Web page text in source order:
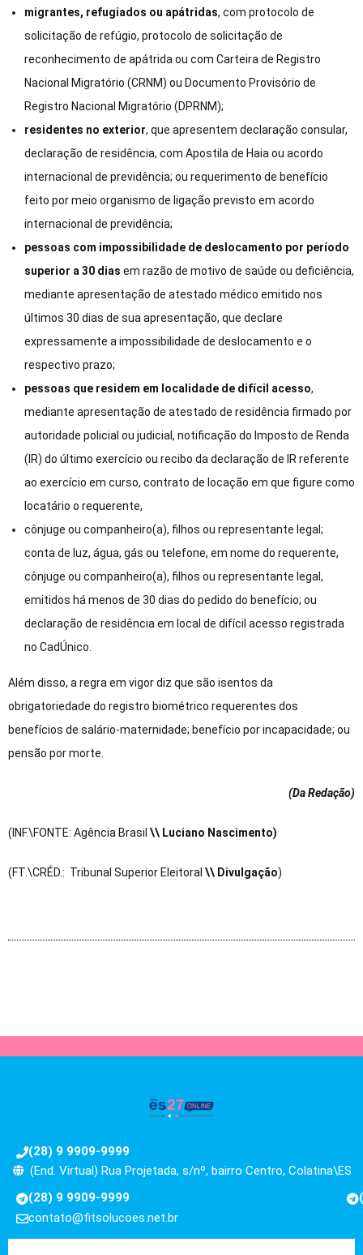
migrantes, refugiados ou apátridas, com protocolo de
solicitação de refúgio, protocolo de solicitação de
reconhecimento de apátrida ou com Carteira de Registro
Nacional Migratório (CRNM) ou Documento Provisório de
Registro Nacional Migratório (DPRNM);
residentes no exterior, que apresentem declaração consular,
declaração de residência, com Apostila de Haia ou acordo
internacional de previdência; ou requerimento de benefício
feito por meio organismo de ligação previsto em acordo
internacional de previdência;
pessoas com impossibilidade de deslocamento por período
superior a 30 dias em razão de motivo de saúde ou deficiência,
mediante apresentação de atestado médico emitido nos
últimos 30 dias de sua apresentação, que declare
expressamente a impossibilidade de deslocamento e o
respectivo prazo;
pessoas que residem em localidade de difícil acesso,
mediante apresentação de atestado de residência firmado por
autoridade policial ou judicial, notificação do Imposto de Renda
(IR) do último exercício ou recibo da declaração de IR referente
ao exercício em curso, contrato de locação em que figure como
locatário o requerente,
cônjuge ou companheiro(a), filhos ou representante legal;
conta de luz, água, gás ou telefone, em nome do requerente,
cônjuge ou companheiro(a), filhos ou representante legal,
emitidos há menos de 30 dias do pedido do benefício; ou
declaração de residência em local de difícil acesso registrada
no CadÚnico.
Além disso, a regra em vigor diz que são isentos da
obrigatoriedade do registro biométrico requerentes dos
benefícios de salário-maternidade; benefício por incapacidade; ou
pensão por morte.
(Da Redação)
(INF.\FONTE: Agência Brasil \\ Luciano Nascimento)
(FT.\CRÉD.: Tribunal Superior Eleitoral \\ Divulgação)
(28) 9 9909-9999
(End. Virtual) Rua Projetada, s/nº, bairro Centro, Colatina\ES
(28) 9 9909-9999
contato@fitsolucoes.net.br